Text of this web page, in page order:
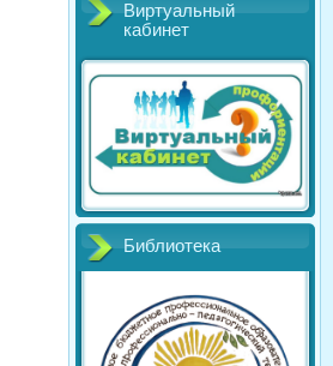
Виртуальный
кабинет
Библиотека